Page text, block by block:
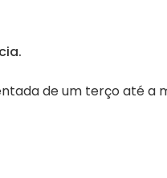
de um terço até a